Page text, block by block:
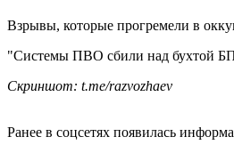
Взрывы, которые прогремели в
"Системы ПВО сбили над бухтой
Скриншот: t.me/razvozhaev
Ранее в соцсетях появилась